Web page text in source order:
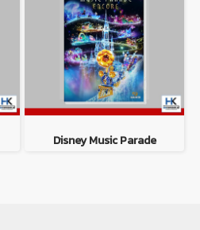
Disney Music Parade